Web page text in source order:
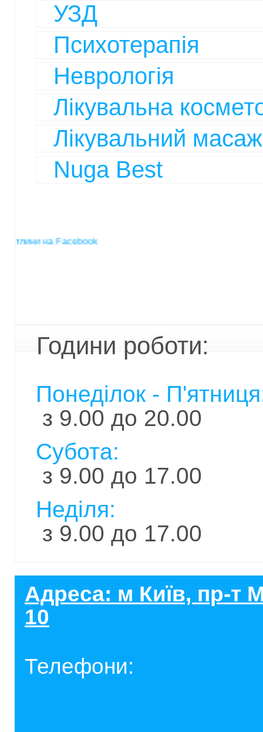
УЗД
Психотерапія
Неврологія
Лікувальна
Лікувальний масаж
Nuga Best
на Facebook
Години роботи:
Понеділок -
з 9.00 до 20.00
Субота:
з 9.00 до 17.00
Неділя:
з 9.00 до 17.00
Адреса: м Київ, пр-т
10
Телефони: